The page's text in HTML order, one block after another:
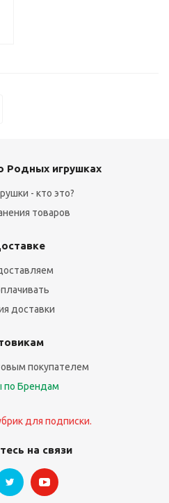
Родных игрушках
- кто это?
товаров
доставки
покупателем
по Брендам
для подписки.
на связи